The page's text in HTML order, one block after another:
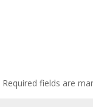
Required fields are